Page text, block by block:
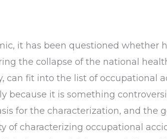
it has been questioned whether
the collapse of the national
can fit into the list of occupational
because it is something
for the characterization, and the
of characterizing occupational